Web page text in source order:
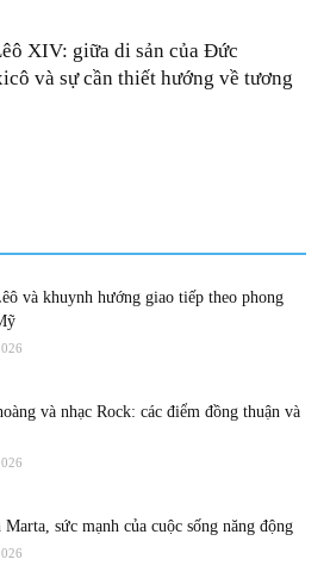
XIV: giữa di sản của Đức
và sự cần thiết hướng về tương
và khuynh hướng giao tiếp theo phong
và nhạc Rock: các điểm đồng thuận và
Marta, sức mạnh của cuộc sống năng động